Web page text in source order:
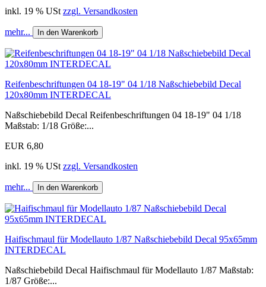
inkl. 19 % USt zzgl. Versandkosten
mehr... In den Warenkorb
Reifenbeschriftungen 04 18-19" 04 1/18 Naßschiebebild Decal
120x80mm INTERDECAL
Naßschiebebild Decal Reifenbeschriftungen 04 18-19" 04 1/18
Maßstab: 1/18 Größe:...
EUR 6,80
inkl. 19 % USt zzgl. Versandkosten
mehr... In den Warenkorb
Haifischmaul für Modellauto 1/87 Naßschiebebild Decal 95x65mm
INTERDECAL
Naßschiebebild Decal Haifischmaul für Modellauto 1/87 Maßstab:
1/87 Größe:...